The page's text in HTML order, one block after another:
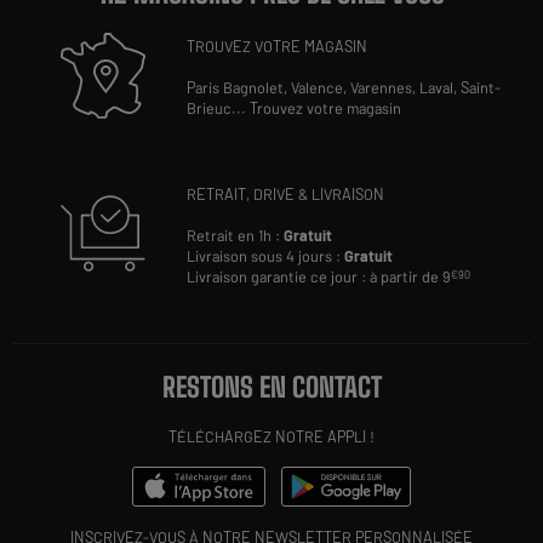
TROUVEZ VOTRE MAGASIN
Paris Bagnolet,Valence,Varennes, Laval,Saint-
Brieuc...Trouvez votre magasin
RETRAIT, DRIVE & LIVRAISON
Retrait en 1h :Gratuit
Livraison sous 4 jours :Gratuit
Livraison garantie ce jour : à partir de 9€90
RESTONS EN CONTACT
TÉLÉCHARGEZ NOTRE APPLI !
INSCRIVEZ-VOUS À NOTRE NEWSLETTER PERSONNALISÉE